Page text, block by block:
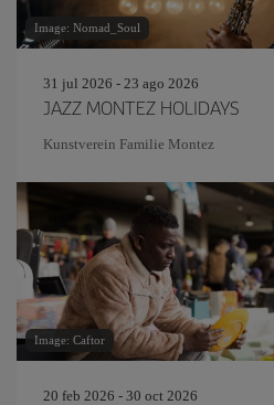
Image: Nomad_Soul
31 jul 2026 - 23 ago 2026
JAZZ MONTEZ HOLIDAYS
Kunstverein Familie Montez
Image: Caftor
20 feb 2026 - 30 oct 2026